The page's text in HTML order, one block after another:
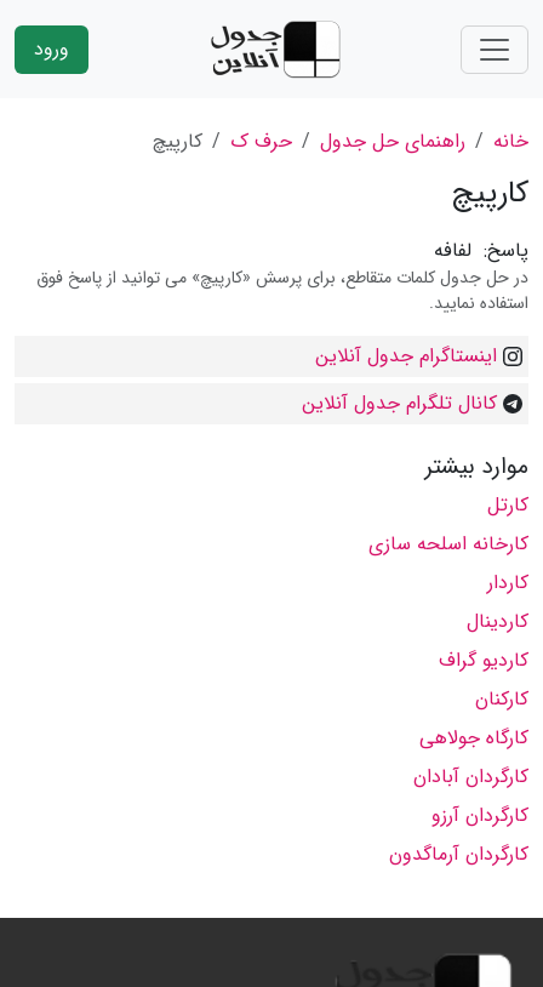
ورود
خانه راهنمای حل جدول حرف ک کارپیچ
کارپیچ
پاسخ: لفافه
در حل جدول کلمات متقاطع، برای پرسش «کارپیچ» می توانید از پاسخ فوق
استفاده نمایید.
اینستاگرام جدول آنلاین
کانال تلگرام جدول آنلاین
موارد بیشتر
کارتل
کارخانه اسلحه سازی
کاردار
کاردینال
کاردیو گراف
کارکنان
کارگاه جولاهی
کارگردان آبادان
کارگردان آرزو
کارگردان آرماگدون